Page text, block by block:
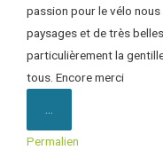
passion pour le vélo
paysages et de très
particulièrement la
tous. Encore merci
Permalien